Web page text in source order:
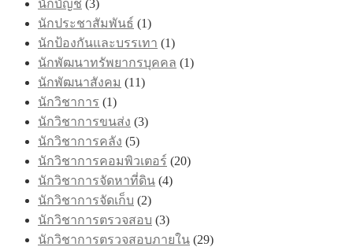
นักบัญชี (3)
นักประชาสัมพันธ์ (1)
นักป้องกันและบรรเทา (1)
นักพัฒนาทรัพยากรบุคคล (1)
นักพัฒนาสังคม (11)
นักวิชาการ (1)
นักวิชาการขนส่ง (3)
นักวิชาการคลัง (5)
นักวิชาการคอมพิวเตอร์ (20)
นักวิชาการจัดหาที่ดิน (4)
นักวิชาการจัดเก็บ (2)
นักวิชาการตรวจสอบ (3)
นักวิชาการตรวจสอบภายใน (29)